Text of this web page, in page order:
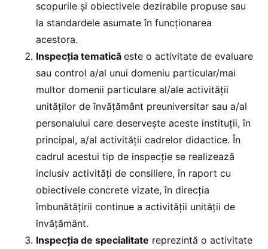
scopurile și obiectivele dezirabile propuse sau
la standardele asumate în funcționarea
acestora.
Inspecția tematică este o activitate de evaluare
sau control a/al unui domeniu particular/mai
multor domenii particulare al/ale activității
unităților de învățământ preuniversitar sau a/al
personalului care deservește aceste instituții, în
principal, a/al activității cadrelor didactice. În
cadrul acestui tip de inspecție se realizează
inclusiv activități de consiliere, în raport cu
obiectivele concrete vizate, în direcția
îmbunătățirii continue a activității unității de
învățământ.
Inspecția de specialitate reprezintă o activitate